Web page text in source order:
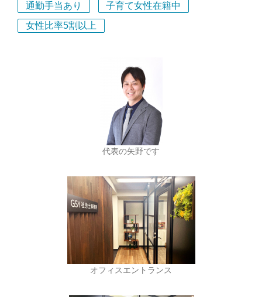
通勤手当あり
子育て女性在籍中
女性比率5割以上
代表の矢野です
オフィスエントランス